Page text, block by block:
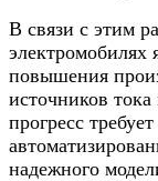
В связи с этим
электромобилях
повышения
источников
прогресс
надежного